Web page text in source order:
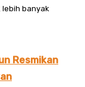
banyak
Resmikan